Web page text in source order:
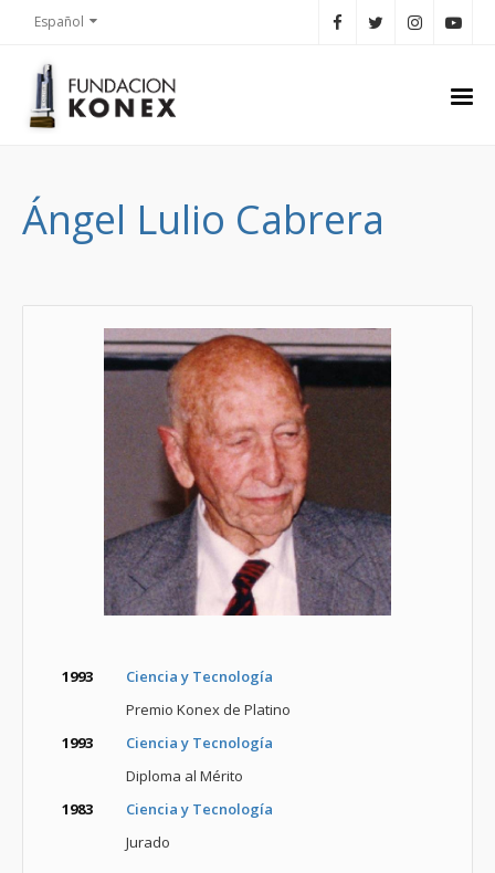
Español
Ángel Lulio Cabrera
1993
Ciencia y Tecnología
Premio Konex de Platino
1993
Ciencia y Tecnología
Diploma al Mérito
1983
Ciencia y Tecnología
Jurado